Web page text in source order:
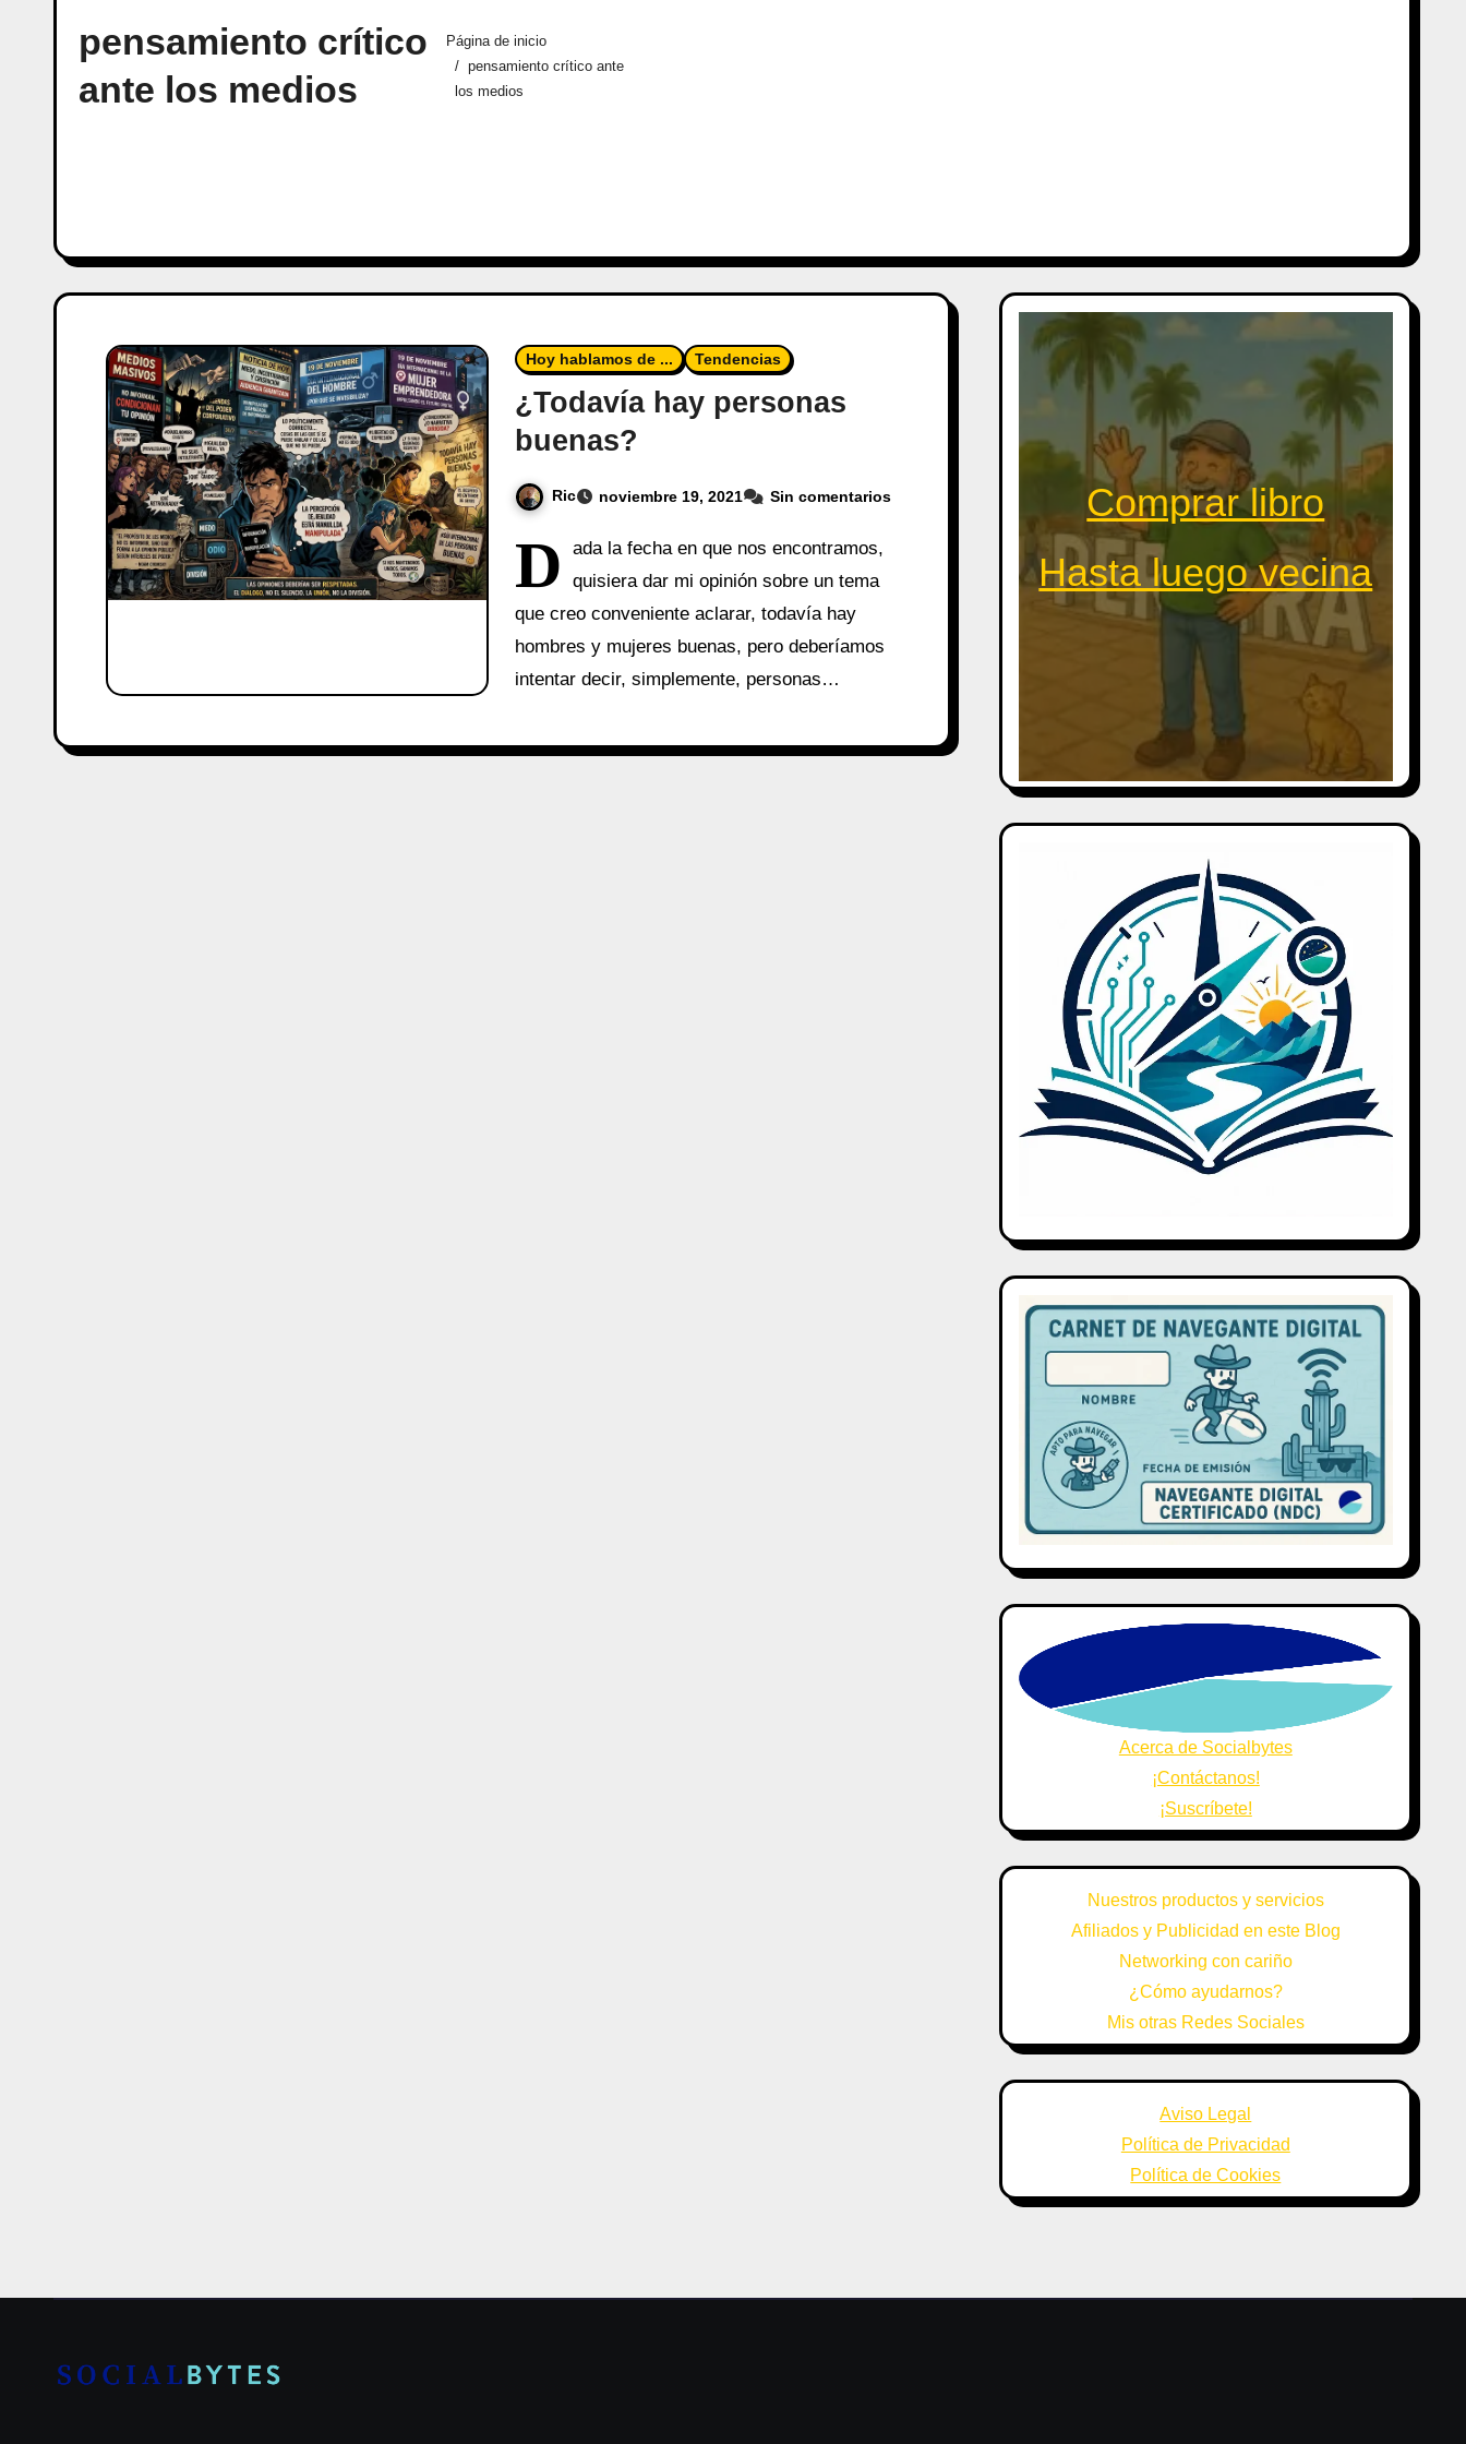
pensamiento crítico
ante los medios
Página de inicio
pensamiento crítico ante
los medios
Hoy hablamos de ... Tendencias
¿Todavía hay personas
buenas?
Ric noviembre 19, 2021 Sin comentarios
D
ada la fecha en que nos encontramos,
quisiera dar mi opinión sobre un tema
que creo conveniente aclarar, todavía hay
hombres y mujeres buenas, pero deberíamos
intentar decir, simplemente, personas…
Comprar libro
Hasta luego vecina
Acerca de Socialbytes
¡Contáctanos!
¡Suscríbete!
Nuestros productos y servicios
Afiliados y Publicidad en este Blog
Networking con cariño
¿Cómo ayudarnos?
Mis otras Redes Sociales
Aviso Legal
Política de Privacidad
Política de Cookies